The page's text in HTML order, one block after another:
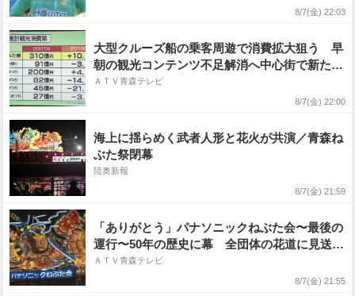
レーへ「ゴール・アシストあわせて10得点に絡
8/7(金) 22:03
大型クルーズ船の乗客周遊で消費拡大狙う 早
朝の観光コンテンツ不足解消へ中心街で新たな
取り組み「MORNING MARKET」を開催 青
森ねぶた祭の経済効果310億円をさらに引き上
ＡＴＶ青森テレビ
8/7(金) 22:00
海上に揺らめく武者人形と花火が共演／青森ね
ぶた祭閉幕
陸奥新報
8/7(金) 21:59
「ありがとう」パナソニックねぶた会〜最後の
運行〜50年の歴史に幕 全団体の花道に見送ら
れ 涙の戻り囃子 半世紀にわたり津軽の夏彩
ＡＴＶ青森テレビ
8/7(金) 21:55